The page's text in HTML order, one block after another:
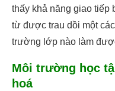
thấy khả năng giao tiếp
từ được trau dồi một
trường lớp nào làm
Môi trường học
hoá